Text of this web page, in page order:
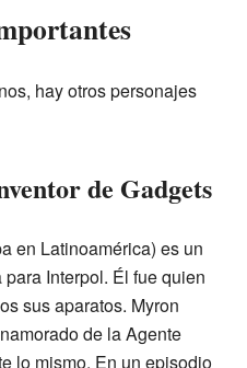
hay otros personajes
de Gadgets
en Latinoamérica) es un
Interpol. Él fue quien
sus aparatos. Myron
de la Agente
lo mismo. En un episodio